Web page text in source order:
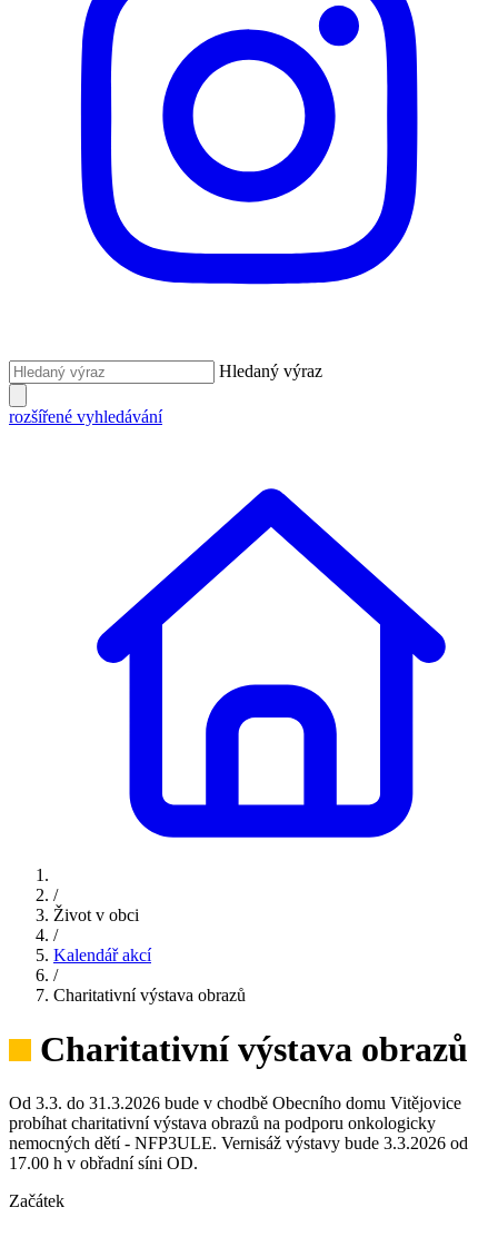
Hledaný výraz
rozšířené vyhledávání
/
Život v obci
/
Kalendář akcí
/
Charitativní výstava obrazů
Charitativní výstava obrazů
Od 3.3. do 31.3.2026 bude v chodbě Obecního domu Vitějovice
probíhat charitativní výstava obrazů na podporu onkologicky
nemocných dětí - NFP3ULE. Vernisáž výstavy bude 3.3.2026 od
17.00 h v obřadní síni OD.
Začátek